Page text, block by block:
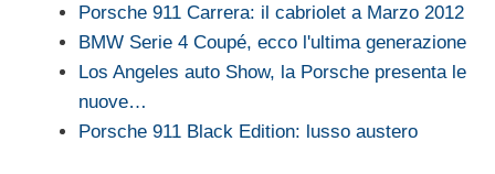
Porsche 911 Carrera: il cabriolet a Marzo 2012
BMW Serie 4 Coupé, ecco l'ultima generazione
Los Angeles auto Show, la Porsche presenta le
nuove…
Porsche 911 Black Edition: lusso austero